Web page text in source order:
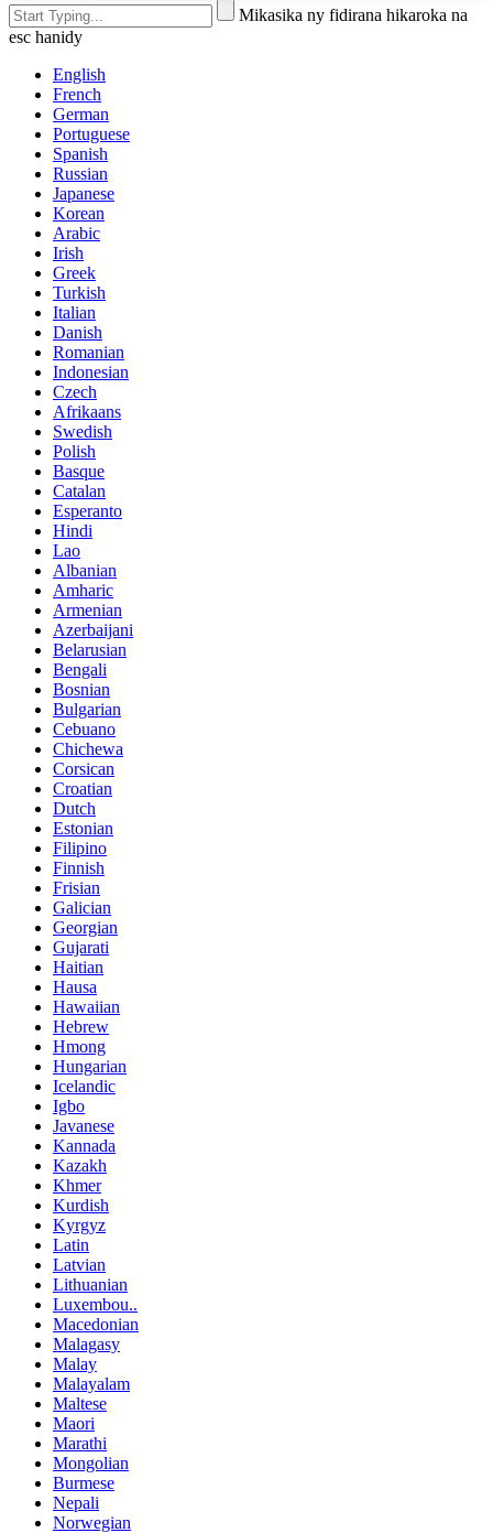
Mikasika ny fidirana hikaroka na
esc hanidy
English
French
German
Portuguese
Spanish
Russian
Japanese
Korean
Arabic
Irish
Greek
Turkish
Italian
Danish
Romanian
Indonesian
Czech
Afrikaans
Swedish
Polish
Basque
Catalan
Esperanto
Hindi
Lao
Albanian
Amharic
Armenian
Azerbaijani
Belarusian
Bengali
Bosnian
Bulgarian
Cebuano
Chichewa
Corsican
Croatian
Dutch
Estonian
Filipino
Finnish
Frisian
Galician
Georgian
Gujarati
Haitian
Hausa
Hawaiian
Hebrew
Hmong
Hungarian
Icelandic
Igbo
Javanese
Kannada
Kazakh
Khmer
Kurdish
Kyrgyz
Latin
Latvian
Lithuanian
Luxembou..
Macedonian
Malagasy
Malay
Malayalam
Maltese
Maori
Marathi
Mongolian
Burmese
Nepali
Norwegian